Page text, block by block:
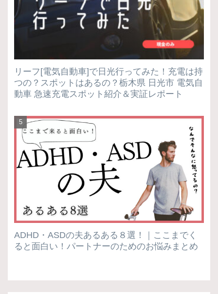
リーフ[電気自動車]で日光行ってみた！充電は持
つの？スポットはあるの？栃木県 日光市 電気自
動車 急速充電スポット紹介＆実証レポート
ADHD・ASDの夫あるある８選！｜ここまでく
ると面白い！パートナーのためのお悩みまとめ